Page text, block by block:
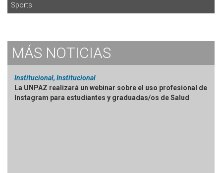
Sports
MÁS NOTICIAS
Institucional, Institucional
La UNPAZ realizará un webinar sobre el uso profesional de
Instagram para estudiantes y graduadas/os de Salud